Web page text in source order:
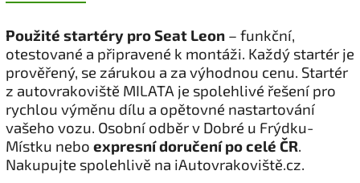
Použité startéry pro Seat Leon – funkční,
otestované a připravené k montáži. Každý startér je
prověřený, se zárukou a za výhodnou cenu. Startér
z autovrakoviště MILATA je spolehlivé řešení pro
rychlou výměnu dílu a opětovné nastartování
vašeho vozu. Osobní odběr v Dobré u Frýdku-
Místku nebo expresní doručení po celé ČR.
Nakupujte spolehlivě na iAutovrakoviště.cz.